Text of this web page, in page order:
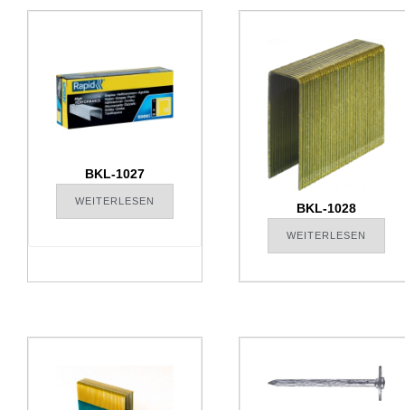
BKL-1027
WEITERLESEN BKL-1028
WEITERLESEN